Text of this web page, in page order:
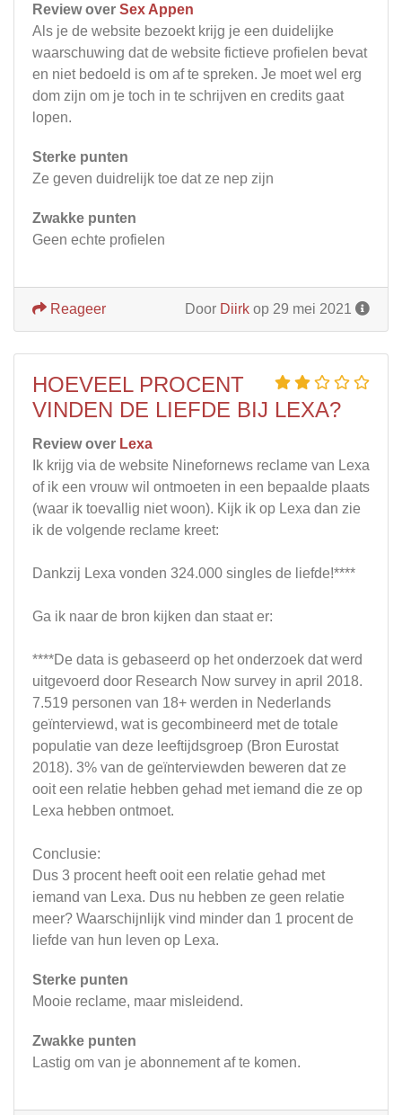
Review over Sex Appen
Als je de website bezoekt krijg je een duidelijke
waarschuwing dat de website fictieve profielen bevat
en niet bedoeld is om af te spreken. Je moet wel erg
dom zijn om je toch in te schrijven en credits gaat
lopen.
Sterke punten
Ze geven duidrelijk toe dat ze nep zijn
Zwakke punten
Geen echte profielen
Door Diirk op 29 mei 2021
Reageer
HOEVEEL PROCENT
VINDEN DE LIEFDE BIJ LEXA?
Review over Lexa
Ik krijg via de website Ninefornews reclame van Lexa
of ik een vrouw wil ontmoeten in een bepaalde plaats
(waar ik toevallig niet woon). Kijk ik op Lexa dan zie
ik de volgende reclame kreet:
Dankzij Lexa vonden 324.000 singles de liefde!****
Ga ik naar de bron kijken dan staat er:
****De data is gebaseerd op het onderzoek dat werd
uitgevoerd door Research Now survey in april 2018.
7.519 personen van 18+ werden in Nederlands
geïnterviewd, wat is gecombineerd met de totale
populatie van deze leeftijdsgroep (Bron Eurostat
2018). 3% van de geïnterviewden beweren dat ze
ooit een relatie hebben gehad met iemand die ze op
Lexa hebben ontmoet.
Conclusie:
Dus 3 procent heeft ooit een relatie gehad met
iemand van Lexa. Dus nu hebben ze geen relatie
meer? Waarschijnlijk vind minder dan 1 procent de
liefde van hun leven op Lexa.
Sterke punten
Mooie reclame, maar misleidend.
Zwakke punten
Lastig om van je abonnement af te komen.